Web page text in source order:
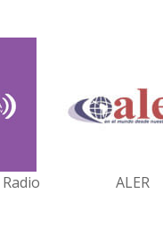
ALER